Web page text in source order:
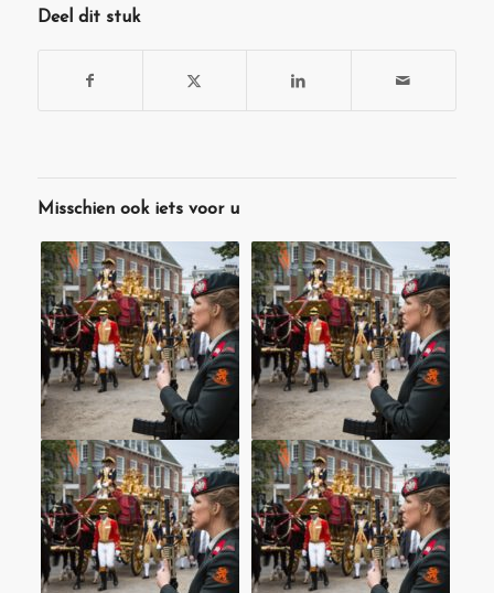
Deel dit stuk
Misschien ook iets voor u